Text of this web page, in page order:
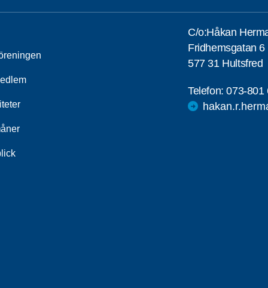
C/o:Håkan
Fridhemsgatan 6
577 31 Hultsfred
Telefon:073-801